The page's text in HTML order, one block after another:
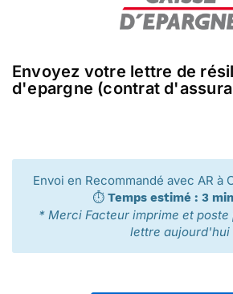
Envoyez votre lettre de
d'epargne (contrat
Envoi en Recommandé avec AR à
⏱️ Temps estimé : 3
* Merci Facteur imprime et poste
lettre aujourd'hui